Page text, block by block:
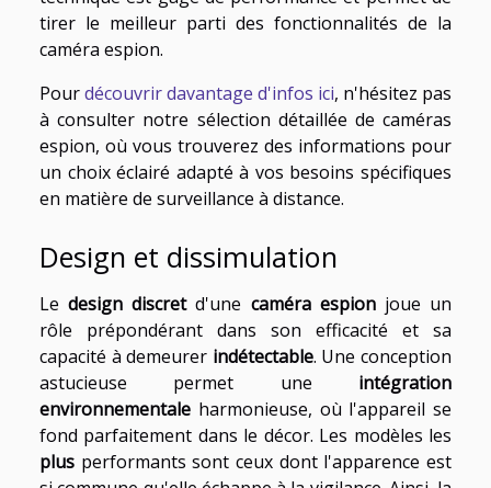
tirer le meilleur parti des fonctionnalités de la
caméra espion.
Pourdécouvrir davantage d'infos ici, n'hésitez pas
à consulter notre sélection détaillée de caméras
espion, où vous trouverez des informations pour
un choix éclairé adapté à vos besoins spécifiques
en matière de surveillance à distance.
Design et dissimulation
Ledesign discretd'une caméra espionjoue un
rôle prépondérant dans son efficacité et sa
capacité à demeurer indétectable. Une conception
astucieuse permet une intégration
environnementale harmonieuse, où l'appareil se
fond parfaitement dans le décor. Les modèles les
plus performants sont ceux dont l'apparence est